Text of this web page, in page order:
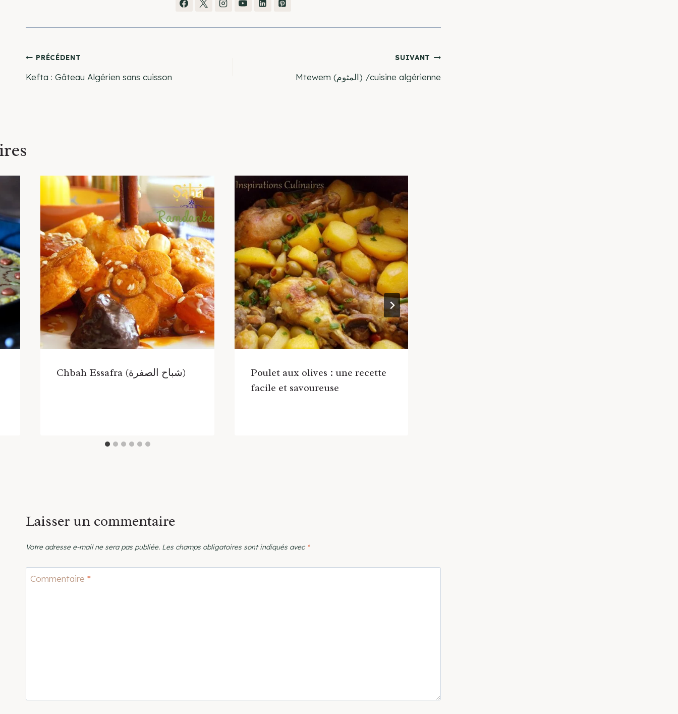
Navigation
PRÉCÉDENT
Kefta : Gâteau Algérien sans cuisson
SUIVANT
Mtewem (المثوم) /cuisine algérienne
Chbah Essafra (شباح الصفرة)
Poulet aux olives : une recette
facile et savoureuse
Laisser un commentaire
Votre adresse e-mail ne sera pas publiée. Les champs obligatoires sont indiqués avec *
Commentaire *